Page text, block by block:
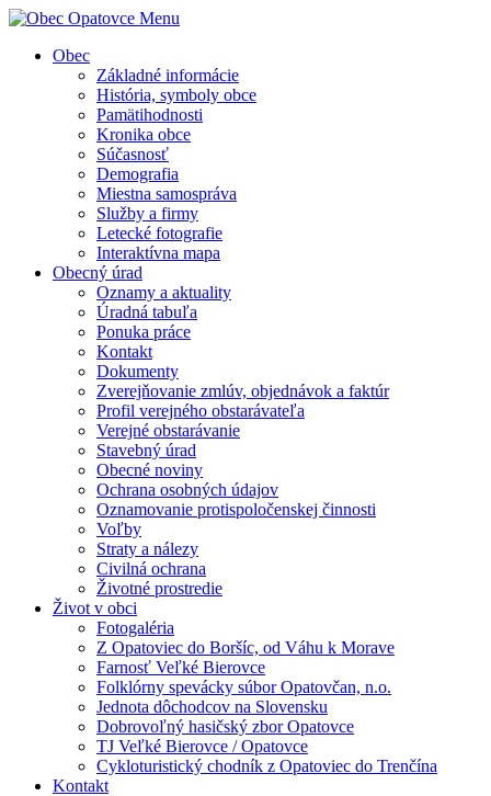
Menu
Obec
Základné informácie
História, symboly obce
Pamätihodnosti
Kronika obce
Súčasnosť
Demografia
Miestna samospráva
Služby a firmy
Letecké fotografie
Interaktívna mapa
Obecný úrad
Oznamy a aktuality
Úradná tabuľa
Ponuka práce
Kontakt
Dokumenty
Zverejňovanie zmlúv, objednávok a faktúr
Profil verejného obstarávateľa
Verejné obstarávanie
Stavebný úrad
Obecné noviny
Ochrana osobných údajov
Oznamovanie protispoločenskej činnosti
Voľby
Straty a nálezy
Civilná ochrana
Životné prostredie
Život v obci
Fotogaléria
Z Opatoviec do Boršíc, od Váhu k Morave
Farnosť Veľké Bierovce
Folklórny spevácky súbor Opatovčan, n.o.
Jednota dôchodcov na Slovensku
Dobrovoľný hasičský zbor Opatovce
TJ Veľké Bierovce / Opatovce
Cykloturistický chodník z Opatoviec do Trenčína
Kontakt